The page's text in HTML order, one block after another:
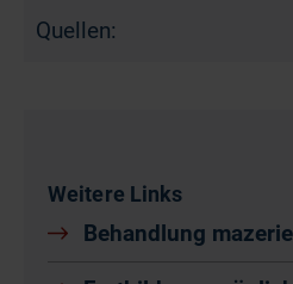
Quellen:
Weitere Links
Behandlung